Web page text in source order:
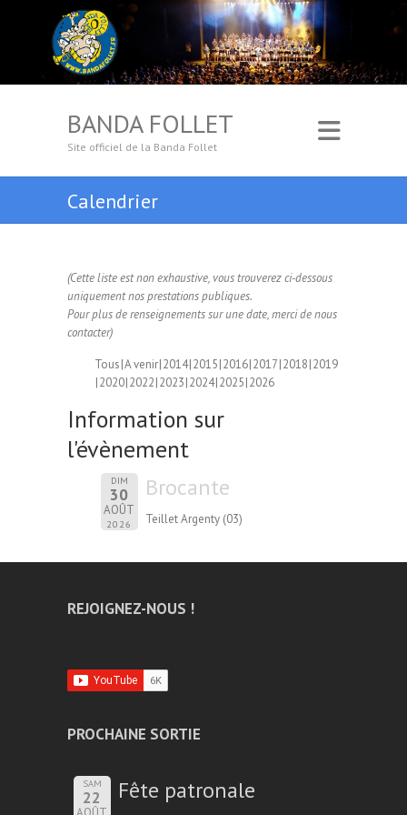
BANDA FOLLET
Site officiel de la Banda Follet
Calendrier
(Cette liste est non exhaustive, vous trouverez ci-dessous
uniquement nos prestations publiques.
Pour plus de renseignements sur une date, merci de nous
contacter)
Tous A venir 2014 2015 2016 2017 2018 2019
2020 2022 2023 2024 2025 2026
Information sur
l'évènement
DIM
30
AOÛT
2026
Brocante
Teillet Argenty (03)
REJOIGNEZ-NOUS !
PROCHAINE SORTIE
SAM
22 Fête patronale